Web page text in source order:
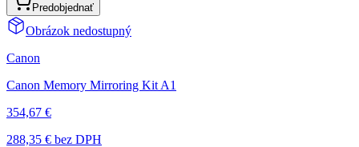
Predobjednať
Obrázok nedostupný
Canon
Canon Memory Mirroring Kit A1
354,67 €
288,35 € bez DPH